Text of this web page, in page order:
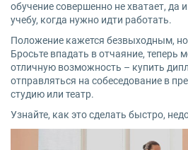
обучение совершенно не хватает, да
учебу, когда нужно идти работать.
Положение кажется безвыходным, но
Бросьте впадать в отчаяние, теперь
отличную возможность – купить
отправляться на собеседование в
студию или театр.
Узнайте, как это сделать быстро,